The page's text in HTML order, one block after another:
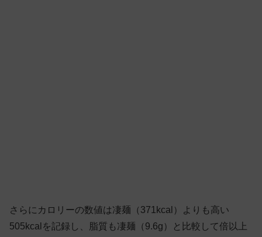
さらにカロリーの数値は凄麺（371kcal）よりも高い
505kcalを記録し、脂質も凄麺（9.6g）と比較して倍以上